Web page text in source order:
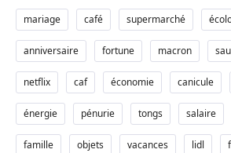
mariage café supermarché
anniversaire fortune macron
netflix caf économie canicule
énergie pénurie tongs salaire
famille objets vacances lidl